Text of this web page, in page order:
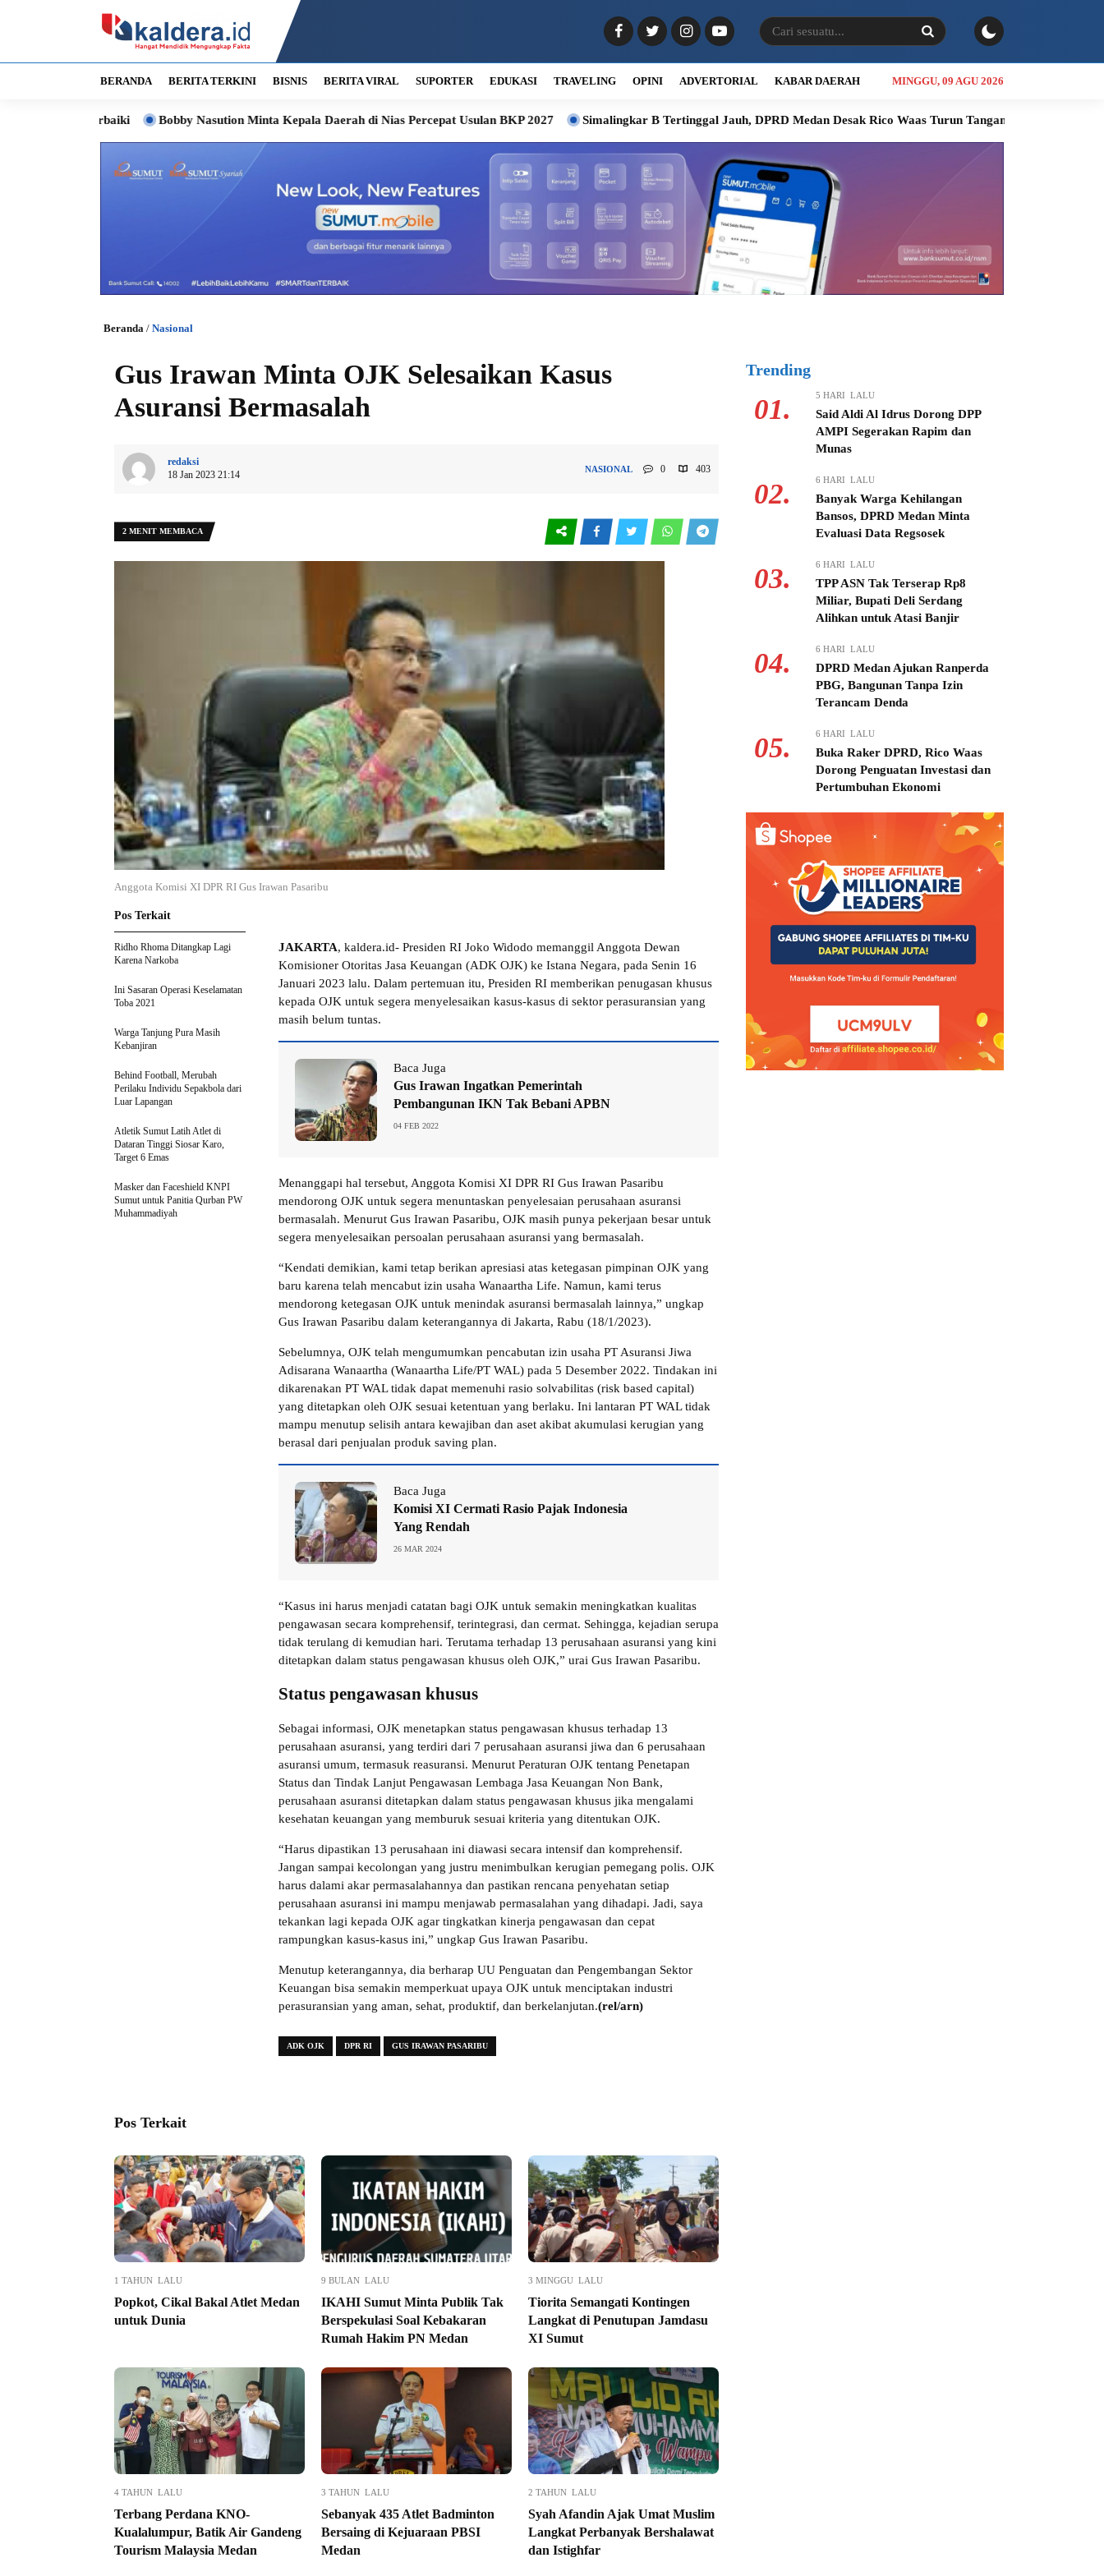
BERANDA BERITA TERKINI BISNIS BERITA VIRAL SUPORTER EDUKASI TRAVELING OPINI ADVERTORIAL KABAR DAERAH MINGGU, 09 AGU 2026
Bobby Nasution Minta Kepala Daerah di Nias Percepat Usulan BKP 2027 Simalingkar B Tertinggal Jauh, DPRD Medan Desak Rico Waas Turun Tangan Jalan Sicanang Mangkrak
Beranda / Nasional
Gus Irawan Minta OJK Selesaikan Kasus
Asuransi Bermasalah
redaksi
18 Jan 2023 21:14
NASIONAL 0 403
2 MENIT MEMBACA
Anggota Komisi XI DPR RI Gus Irawan Pasaribu
JAKARTA, kaldera.id- Presiden RI Joko Widodo memanggil Anggota Dewan
Komisioner Otoritas Jasa Keuangan (ADK OJK) ke Istana Negara, pada Senin 16
Januari 2023 lalu. Dalam pertemuan itu, Presiden RI memberikan penugasan khusus
kepada OJK untuk segera menyelesaikan kasus-kasus di sektor perasuransian yang
masih belum tuntas.
Baca Juga
Gus Irawan Ingatkan Pemerintah
Pembangunan IKN Tak Bebani APBN
04 FEB 2022
Menanggapi hal tersebut, Anggota Komisi XI DPR RI Gus Irawan Pasaribu
mendorong OJK untuk segera menuntaskan penyelesaian perusahaan asuransi
bermasalah. Menurut Gus Irawan Pasaribu, OJK masih punya pekerjaan besar untuk
segera menyelesaikan persoalan perusahaan asuransi yang bermasalah.
“Kendati demikian, kami tetap berikan apresiasi atas ketegasan pimpinan OJK yang
baru karena telah mencabut izin usaha Wanaartha Life. Namun, kami terus
mendorong ketegasan OJK untuk menindak asuransi bermasalah lainnya,” ungkap
Gus Irawan Pasaribu dalam keterangannya di Jakarta, Rabu (18/1/2023).
Sebelumnya, OJK telah mengumumkan pencabutan izin usaha PT Asuransi Jiwa
Adisarana Wanaartha (Wanaartha Life/PT WAL) pada 5 Desember 2022. Tindakan ini
dikarenakan PT WAL tidak dapat memenuhi rasio solvabilitas (risk based capital)
yang ditetapkan oleh OJK sesuai ketentuan yang berlaku. Ini lantaran PT WAL tidak
mampu menutup selisih antara kewajiban dan aset akibat akumulasi kerugian yang
berasal dari penjualan produk saving plan.
Baca Juga
Komisi XI Cermati Rasio Pajak Indonesia
Yang Rendah
26 MAR 2024
“Kasus ini harus menjadi catatan bagi OJK untuk semakin meningkatkan kualitas
pengawasan secara komprehensif, terintegrasi, dan cermat. Sehingga, kejadian serupa
tidak terulang di kemudian hari. Terutama terhadap 13 perusahaan asuransi yang kini
ditetapkan dalam status pengawasan khusus oleh OJK,” urai Gus Irawan Pasaribu.
Status pengawasan khusus
Sebagai informasi, OJK menetapkan status pengawasan khusus terhadap 13
perusahaan asuransi, yang terdiri dari 7 perusahaan asuransi jiwa dan 6 perusahaan
asuransi umum, termasuk reasuransi. Menurut Peraturan OJK tentang Penetapan
Status dan Tindak Lanjut Pengawasan Lembaga Jasa Keuangan Non Bank,
perusahaan asuransi ditetapkan dalam status pengawasan khusus jika mengalami
kesehatan keuangan yang memburuk sesuai kriteria yang ditentukan OJK.
“Harus dipastikan 13 perusahaan ini diawasi secara intensif dan komprehensif.
Jangan sampai kecolongan yang justru menimbulkan kerugian pemegang polis. OJK
harus dalami akar permasalahannya dan pastikan rencana penyehatan setiap
perusahaan asuransi ini mampu menjawab permasalahan yang dihadapi. Jadi, saya
tekankan lagi kepada OJK agar tingkatkan kinerja pengawasan dan cepat
rampungkan kasus-kasus ini,” ungkap Gus Irawan Pasaribu.
Menutup keterangannya, dia berharap UU Penguatan dan Pengembangan Sektor
Keuangan bisa semakin memperkuat upaya OJK untuk menciptakan industri
perasuransian yang aman, sehat, produktif, dan berkelanjutan.(rel/arn)
ADK OJK DPR RI GUS IRAWAN PASARIBU
Pos Terkait
Ridho Rhoma Ditangkap Lagi
Karena Narkoba
Ini Sasaran Operasi Keselamatan
Toba 2021
Warga Tanjung Pura Masih
Kebanjiran
Behind Football, Merubah
Perilaku Individu Sepakbola dari
Luar Lapangan
Atletik Sumut Latih Atlet di
Dataran Tinggi Siosar Karo,
Target 6 Emas
Masker dan Faceshield KNPI
Sumut untuk Panitia Qurban PW
Muhammadiyah
Pos Terkait
1 TAHUN LALU
Popkot, Cikal Bakal Atlet Medan
untuk Dunia
9 BULAN LALU
IKAHI Sumut Minta Publik Tak
Berspekulasi Soal Kebakaran
Rumah Hakim PN Medan
3 MINGGU LALU
Tiorita Semangati Kontingen
Langkat di Penutupan Jamdasu
XI Sumut
4 TAHUN LALU
Terbang Perdana KNO-
Kualalumpur, Batik Air Gandeng
Tourism Malaysia Medan
3 TAHUN LALU
Sebanyak 435 Atlet Badminton
Bersaing di Kejuaraan PBSI
Medan
2 TAHUN LALU
Syah Afandin Ajak Umat Muslim
Langkat Perbanyak Bershalawat
dan Istighfar
Trending
01. 5 HARI LALU
Said Aldi Al Idrus Dorong DPP
AMPI Segerakan Rapim dan
Munas
02. 6 HARI LALU
Banyak Warga Kehilangan
Bansos, DPRD Medan Minta
Evaluasi Data Regsosek
03. 6 HARI LALU
TPP ASN Tak Terserap Rp8
Miliar, Bupati Deli Serdang
Alihkan untuk Atasi Banjir
04. 6 HARI LALU
DPRD Medan Ajukan Ranperda
PBG, Bangunan Tanpa Izin
Terancam Denda
05. 6 HARI LALU
Buka Raker DPRD, Rico Waas
Dorong Penguatan Investasi dan
Pertumbuhan Ekonomi